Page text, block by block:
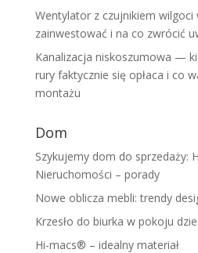
Wentylator z czujnikiem wilgoci
zainwestować i na co zwrócić
Kanalizacja niskoszumowa —
rury faktycznie się opłaca i co
montażu
Dom
Szykujemy dom do sprzedaży:
Nieruchomości – porady
Nowe oblicza mebli: trendy
Krzesło do biurka w pokoju
Hi-macs® – idealny materiał